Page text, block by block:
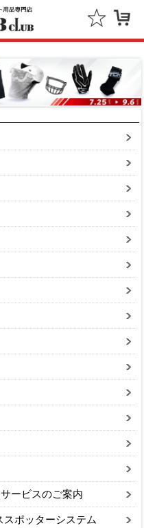
ービスのご案内
ポッターシステム